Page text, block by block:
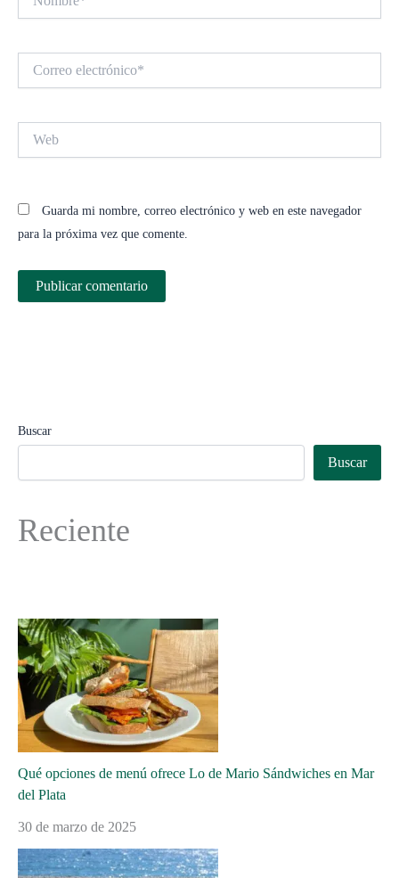
electrónico*
Guarda mi nombre, correo electrónico y web en este navegador
para la próxima vez que comente.
Buscar
Buscar
Reciente
Qué opciones de menú ofrece Lo de Mario Sándwiches en Mar
del Plata
30 de marzo de 2025